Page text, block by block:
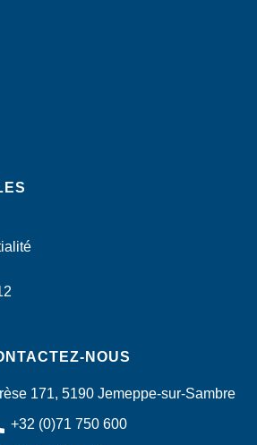
NOUS
171, 5190 Jemeppe-sur-Sambre
+32 (0)71 750 600